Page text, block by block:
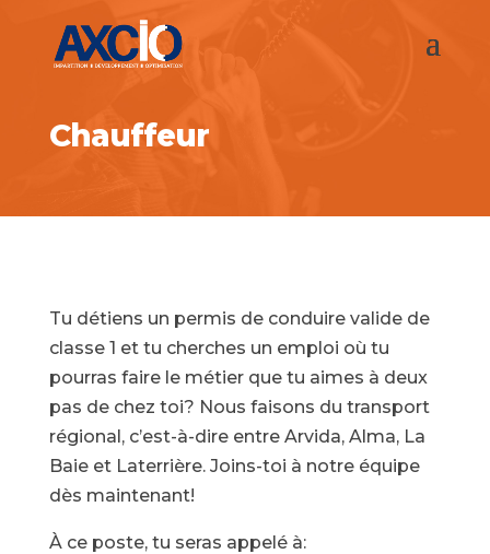
Chauffeur
Tu détiens un permis de conduire valide de
classe 1 et tu cherches un emploi où tu
pourras faire le métier que tu aimes à deux
pas de chez toi? Nous faisons du transport
régional, c’est-à-dire entre Arvida, Alma, La
Baie et Laterrière. Joins-toi à notre équipe
dès maintenant!
À ce poste, tu seras appelé à: